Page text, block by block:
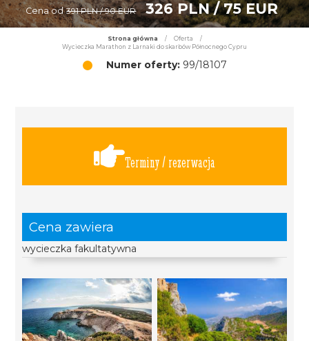
Cena od 391 PLN / 90 EUR 326 PLN / 75 EUR
Strona główna / Oferta
/
Wycieczka Marathon z Larnaki do skarbów Północnego Cypru
Numer oferty:99/18107
Terminy / rezerwacja
Cena zawiera
wycieczka fakultatywna